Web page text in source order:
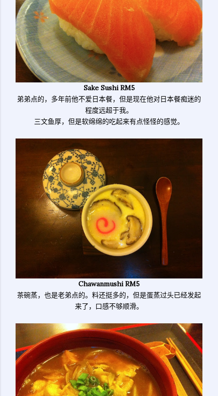
Sake Sushi RM5
弟弟点的，多年前他不爱日本餐，但是现在他对日本餐痴迷的
程度远超于我。
三文鱼厚，但是软绵绵的吃起来有点怪怪的感觉。
Chawanmushi RM5
茶碗蒸，也是老弟点的。料还挺多的，但是蛋蒸过头已经发起
来了，口感不够顺滑。